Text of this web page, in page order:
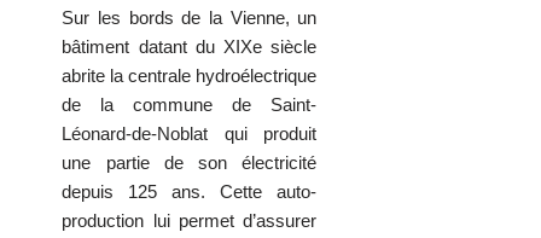
Sur les bords de la Vienne, un
bâtiment datant du XIXe siècle
abrite la centrale hydroélectrique
de la commune de Saint-
Léonard-de-Noblat qui produit
une partie de son électricité
depuis 125 ans. Cette auto-
production lui permet d’assurer